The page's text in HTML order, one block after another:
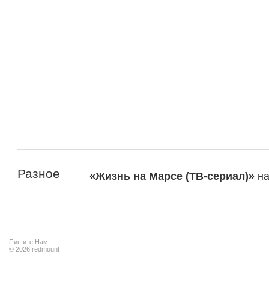
Разное «Жизнь на Марсе (ТВ-сериал)»
Пишите Нам
© 2026 redmount